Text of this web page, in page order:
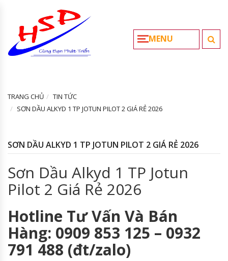
MENU
TRANG CHỦ
TIN TỨC
SƠN DẦU ALKYD 1 TP JOTUN PILOT 2 GIÁ RẺ 2026
SƠN DẦU ALKYD 1 TP JOTUN PILOT 2 GIÁ RẺ 2026
Sơn Dầu Alkyd 1 TP Jotun
Pilot 2 Giá Rẻ 2026
Hotline Tư Vấn Và Bán
Hàng: 0909 853 125 – 0932
791 488 (đt/zalo)